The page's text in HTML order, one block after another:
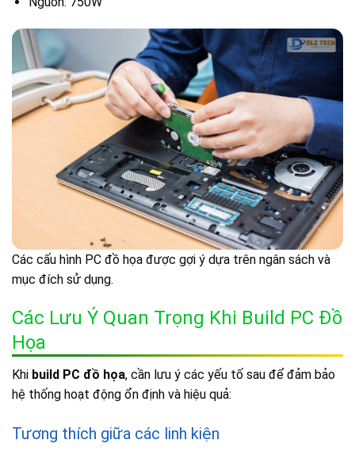
Các cấu hình PC đồ họa được gợi ý dựa trên ngân sách và
mục đích sử dụng.
Các Lưu Ý Quan Trọng Khi Build PC Đồ
Họa
Khi build PC đồ họa, cần lưu ý các yếu tố sau để đảm bảo
hệ thống hoạt động ổn định và hiệu quả:
Tương thích giữa các linh kiện